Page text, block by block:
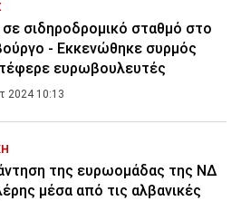
σε σιδηροδρομικό σταθμό στο
- Εκκενώθηκε συρμός
ευρωβουλευτές
2024 10:13
της ευρωομάδας της ΝΔ
μέσα από τις αλβανικές